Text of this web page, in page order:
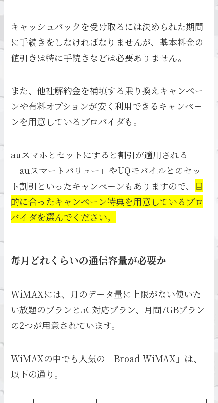
キャッシュバックを受け取るには決められた期間
に手続きをしなければなりませんが、基本料金の
値引きは特に手続きなどは必要ありません。
また、他社解約金を補填する乗り換えキャンペー
ンや有料オプションが安く利用できるキャンペー
ンを用意しているプロバイダも。
auスマホとセットにすると割引が適用される
「auスマートバリュー」やUQモバイルとのセッ
ト割引といったキャンペーンもありますので、
目
的に合ったキャンペーン特典を用意しているプロ
バイダを選んでください。
毎月どれくらいの通信容量が必要か
WiMAXには、月のデータ量に上限がない使いた
い放題のプランと5G対応プラン、月間7GBプラン
の2つが用意されています。
WiMAXの中でも人気の「Broad WiMAX」は、
以下の通り。